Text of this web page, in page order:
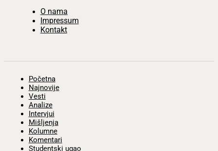
O nama
Impressum
Kontakt
Početna
Najnovije
Vesti
Analize
Intervjui
Mišljenja
Kolumne
Komentari
Studentski ugao